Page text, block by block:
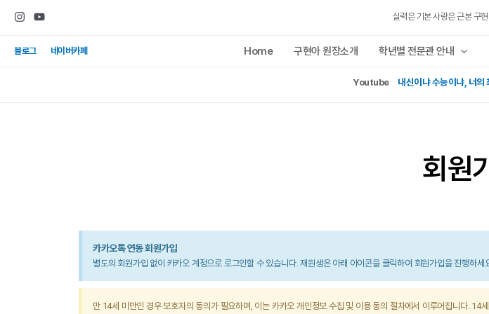
건너뛰기
실력은 기본 사랑은 근본 구
블로그 네이버카페 Home 구현아 원장소개 학년별 전문관 안내
Youtube 내신이냐 수능이냐, 너의
회원
카카오톡 연동 회원가입
별도의 회원가입 없이 카카오 계정으로 로그인할 수 있습니다. 재원생은 아래 아이콘을 클릭하여 회원가입을 진행하세
만 14세 미만인 경우 보호자의 동의가 필요하며, 이는 카카오 개인정보 수집 및 이용 동의 절차에서 이루어집니다. 14